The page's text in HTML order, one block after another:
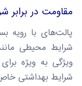
مقاومت در برابر
پالت‌های با رویه
شرایط محیطی
ویژگی به ویژه
شرایط بهداشتی